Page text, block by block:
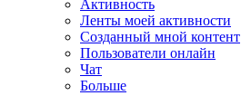
Активность
Ленты моей активности
Созданный мной контент
Пользователи онлайн
Чат
Больше